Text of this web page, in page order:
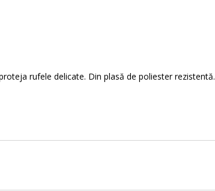
rufele delicate. Din plasă de poliester rezistentă.